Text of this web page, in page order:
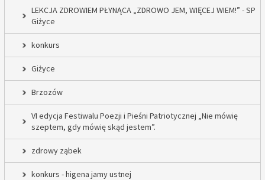
LEKCJA ZDROWIEM PŁYNĄCA „ZDROWO JEM, WIĘCEJ WIEM!” - SP
Giżyce
konkurs
Giżyce
Brzozów
VI edycja Festiwalu Poezji i Pieśni Patriotycznej „Nie mówię
szeptem, gdy mówię skąd jestem”.
zdrowy ząbek
konkurs - higena jamy ustnej